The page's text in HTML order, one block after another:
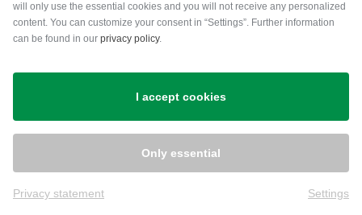
-50%
will only use the essential cookies and you will not receive any personalized
content. You can customize your consent in “Settings”. Further information
can be found in our privacy policy.
I accept cookies
Only essential
Privacy statement Settings